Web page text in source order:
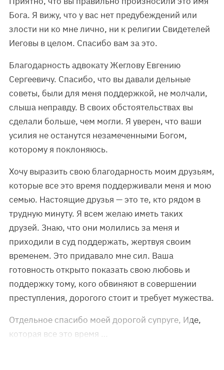
Бога. Я вижу, что у вас нет предубеждений или
злости ни ко мне лично, ни к религии Свидетелей
Иеговы в целом. Спасибо вам за это.
Благодарность адвокату Жеглову Евгению
Сергеевичу. Спасибо, что вы давали дельные
советы, были для меня поддержкой, не молчали,
слыша неправду. В своих обстоятельствах вы
сделали больше, чем могли. Я уверен, что ваши
усилия не останутся незамеченными Богом,
которому я поклоняюсь.
Хочу выразить свою благодарность моим друзьям,
которые все это время поддерживали меня и мою
семью. Настоящие друзья — это те, кто рядом в
трудную минуту. Я всем желаю иметь таких
друзей. Знаю, что они молились за меня и
приходили в суд поддержать, жертвуя своим
временем. Это придавало мне сил. Ваша
готовность открыто показать свою любовь и
поддержку тому, кого обвиняют в совершении
преступления, дорогого стоит и требует мужества.
Отдельное спасибо моей дорогой супруге, Иде,
которая все это время …